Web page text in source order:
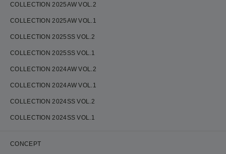
COLLECTION 2025AW VOL.2
COLLECTION 2025AW VOL.1
COLLECTION 2025SS VOL.2
COLLECTION 2025SS VOL.1
COLLECTION 2024AW VOL.2
COLLECTION 2024AW VOL.1
COLLECTION 2024SS VOL.2
COLLECTION 2024SS VOL.1
CONCEPT